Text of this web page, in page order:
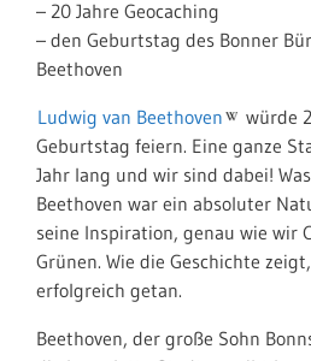
– 20 Jahre Geocaching
– den Geburtstag des Bonner
Beethoven
Ludwig van Beethoven
würde
Geburtstag feiern. Eine ganze
Jahr lang und wir sind dabei!
Beethoven war ein absoluter
seine Inspiration, genau wie wir
Grünen. Wie die Geschichte
erfolgreich getan.
Beethoven, der große Sohn